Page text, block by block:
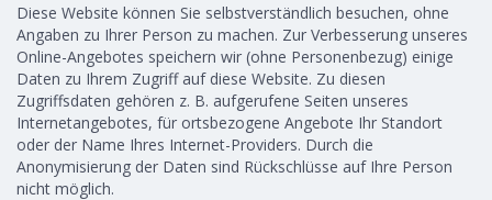
Diese Website können Sie selbstverständlich besuchen, ohne
Angaben zu Ihrer Person zu machen. Zur Verbesserung unseres
Online-Angebotes speichern wir (ohne Personenbezug) einige
Daten zu Ihrem Zugriff auf diese Website. Zu diesen
Zugriffsdaten gehören z. B. aufgerufene Seiten unseres
Internetangebotes, für ortsbezogene Angebote Ihr Standort
oder der Name Ihres Internet-Providers. Durch die
Anonymisierung der Daten sind Rückschlüsse auf Ihre Person
nicht möglich.